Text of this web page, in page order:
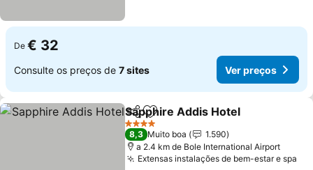
De € 32
Consulte os preços de 7 sites Ver preços
PartilharAdicionar aos favoritos
Sapphire Addis Hotel
4 Estrelas
8,3 Muito boa
1.590
a 2.4 km de Bole International Airport
Extensas instalações de bem-estar e spa